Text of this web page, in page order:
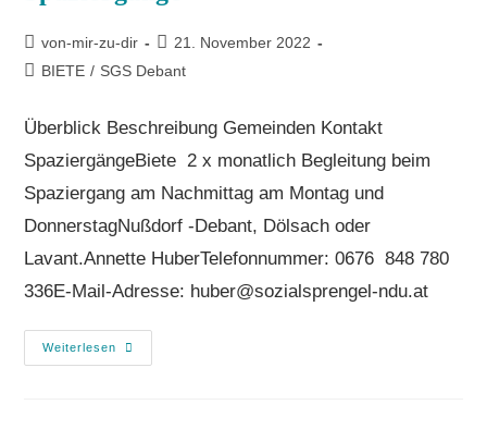
von-mir-zu-dir
21. November 2022
BIETE / SGS Debant
Überblick Beschreibung Gemeinden Kontakt
SpaziergängeBiete 2 x monatlich Begleitung beim
Spaziergang am Nachmittag am Montag und
DonnerstagNußdorf -Debant, Dölsach oder
Lavant.Annette HuberTelefonnummer: 0676 848 780
336E-Mail-Adresse: huber@sozialsprengel-ndu.at
Weiterlesen